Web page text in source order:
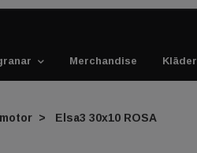
Merchandise Kläder
Elsa3 30x10 ROSA